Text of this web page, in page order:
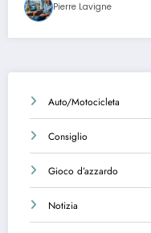
Pierre Lavigne
Auto/Motocicleta
Consiglio
Gioco d’azzardo
Notizia